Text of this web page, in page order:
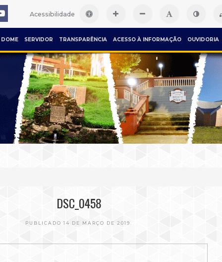
Acessibilidade
DOME SERVIDOR TRANSPARÊNCIA ACESSO À INFORMAÇÃO OUVIDORIA
DSC_0458
PUBLICADO 14 DE MARÇO DE 2019.